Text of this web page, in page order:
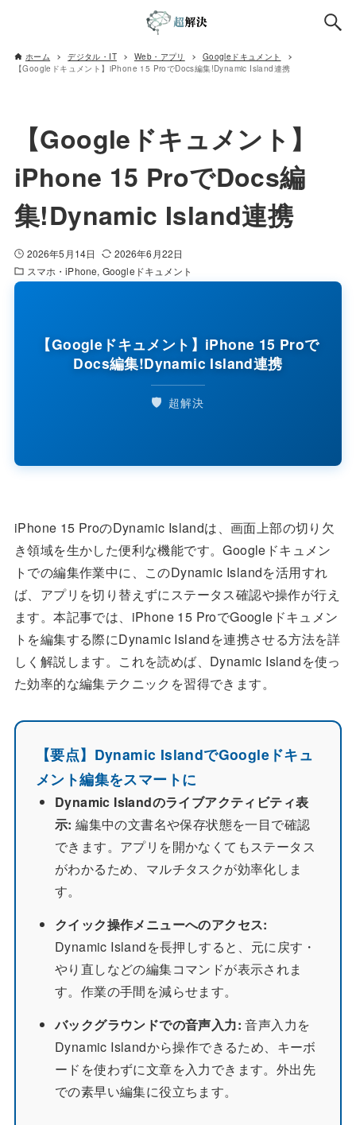
ホーム デジタル・IT Web・アプリ
Googleドキュメント
【Googleドキュメント】iPhone 15 ProでDocs編集!Dynamic Island連携
【Googleドキュメント】
iPhone 15 ProでDocs編
集!Dynamic Island連携
2026年5月14日
2026年6月22日
スマホ・iPhone Googleドキュメント
【Googleドキュメント】iPhone 15 Proで
Docs編集!Dynamic Island連携
🛡️ 超解決
iPhone 15 ProのDynamic Islandは、画面上部の切り欠
き領域を生かした便利な機能です。Googleドキュメン
トでの編集作業中に、このDynamic Islandを活用すれ
ば、アプリを切り替えずにステータス確認や操作が行え
ます。本記事では、iPhone 15 ProでGoogleドキュメン
トを編集する際にDynamic Islandを連携させる方法を詳
しく解説します。これを読めば、Dynamic Islandを使っ
た効率的な編集テクニックを習得できます。
【要点】Dynamic IslandでGoogleドキュ
メント編集をスマートに
Dynamic Islandのライブアクティビティ表
示: 編集中の文書名や保存状態を一目で確認
できます。アプリを開かなくてもステータス
がわかるため、マルチタスクが効率化しま
す。
クイック操作メニューへのアクセス:
Dynamic Islandを長押しすると、元に戻す・
やり直しなどの編集コマンドが表示されま
す。作業の手間を減らせます。
バックグラウンドでの音声入力: 音声入力を
Dynamic Islandから操作できるため、キーボ
ードを使わずに文章を入力できます。外出先
での素早い編集に役立ちます。